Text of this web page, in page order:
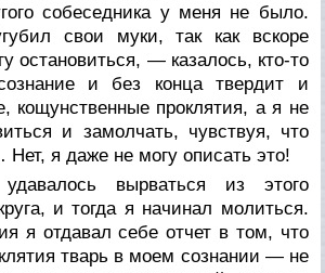
собеседника у меня не было.
свои муки, так как вскоре
остановиться, — казалось, кто-то
и без конца твердит и
кощунственные проклятия, а я не
и замолчать, чувствуя, что
я даже не могу описать это!
вырваться из этого
и тогда я начинал молиться.
я отдавал себе отчет в том, что
тварь в моем сознании — не